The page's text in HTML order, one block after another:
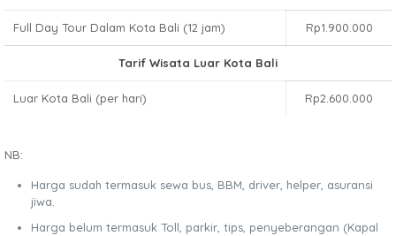
Full Day Tour Dalam Kota Bali (12 jam) Rp1.900.000
Tarif Wisata Luar Kota Bali
Luar Kota Bali (per hari) Rp2.600.000
NB:
Harga sudah termasuk sewa bus, BBM, driver, helper, asuransi
jiwa.
Harga belum termasuk Toll, parkir, tips, penyeberangan (Kapal